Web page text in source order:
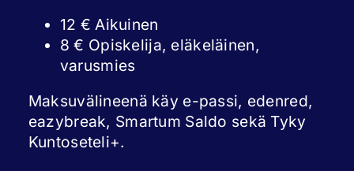
12 € Aikuinen
8 € Opiskelija, eläkeläinen,
varusmies
Maksuvälineenä käy e-passi, edenred,
eazybreak, Smartum Saldo sekä Tyky
Kuntoseteli+.